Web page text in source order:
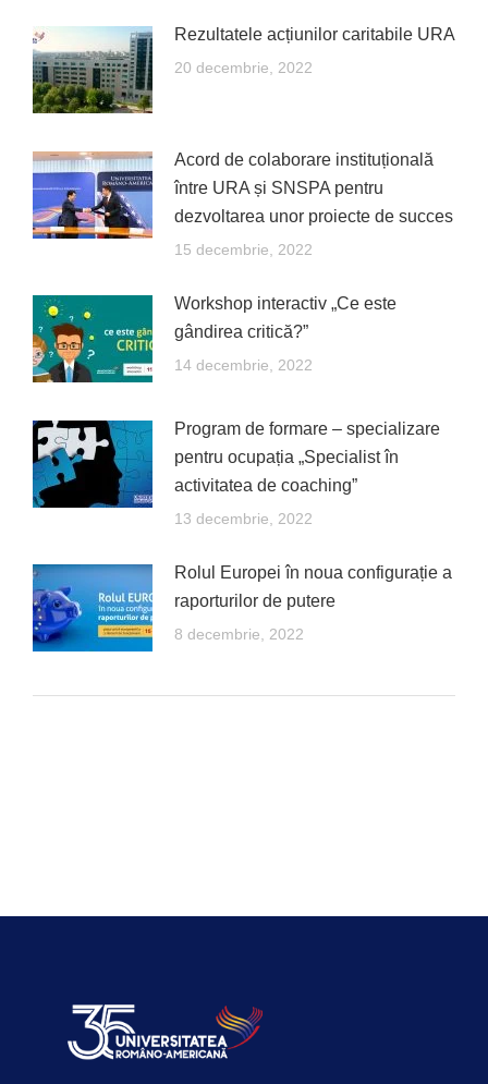
Rezultatele acțiunilor caritabile URA
20 decembrie, 2022
Acord de colaborare instituțională
între URA și SNSPA pentru
dezvoltarea unor proiecte de succes
15 decembrie, 2022
Workshop interactiv „Ce este
gândirea critică?”
14 decembrie, 2022
Program de formare – specializare
pentru ocupația „Specialist în
activitatea de coaching”
13 decembrie, 2022
Rolul Europei în noua configurație a
raporturilor de putere
8 decembrie, 2022